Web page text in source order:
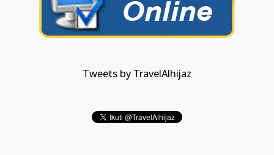
Tweets by TravelAlhijaz